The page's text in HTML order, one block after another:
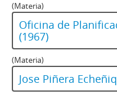
(Materia)
Oficina de
(1967)
(Materia)
Jose Piñera